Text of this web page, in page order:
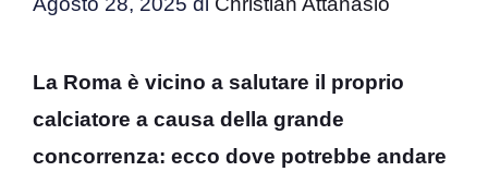
La Roma è vicino a salutare il proprio
calciatore a causa della grande
concorrenza: ecco dove potrebbe andare